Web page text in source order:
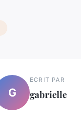
G
ECRIT PAR
gabrielle